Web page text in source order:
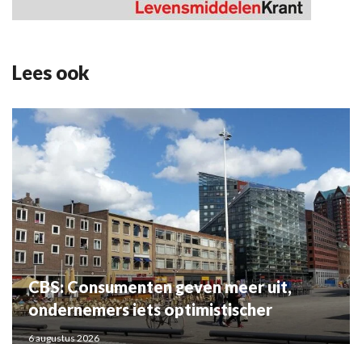
Lees ook
CBS: Consumenten geven meer uit,
ondernemers iets optimistischer
6 augustus 2026